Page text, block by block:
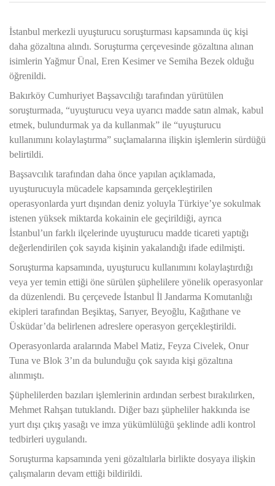
İstanbul merkezli uyuşturucu soruşturması kapsamında üç kişi
daha gözaltına alındı. Soruşturma çerçevesinde gözaltına alınan
isimlerin Yağmur Ünal, Eren Kesimer ve Semiha Bezek olduğu
öğrenildi.
Bakırköy Cumhuriyet Başsavcılığı tarafından yürütülen
soruşturmada, “uyuşturucu veya uyarıcı madde satın almak, kabul
etmek, bulundurmak ya da kullanmak” ile “uyuşturucu
kullanımını kolaylaştırma” suçlamalarına ilişkin işlemlerin sürdüğü
belirtildi.
Başsavcılık tarafından daha önce yapılan açıklamada,
uyuşturucuyla mücadele kapsamında gerçekleştirilen
operasyonlarda yurt dışından deniz yoluyla Türkiye’ye sokulmak
istenen yüksek miktarda kokainin ele geçirildiği, ayrıca
İstanbul’un farklı ilçelerinde uyuşturucu madde ticareti yaptığı
değerlendirilen çok sayıda kişinin yakalandığı ifade edilmişti.
Soruşturma kapsamında, uyuşturucu kullanımını kolaylaştırdığı
veya yer temin ettiği öne sürülen şüphelilere yönelik operasyonlar
da düzenlendi. Bu çerçevede İstanbul İl Jandarma Komutanlığı
ekipleri tarafından Beşiktaş, Sarıyer, Beyoğlu, Kağıthane ve
Üsküdar’da belirlenen adreslere operasyon gerçekleştirildi.
Operasyonlarda aralarında Mabel Matiz, Feyza Civelek, Onur
Tuna ve Blok 3’ın da bulunduğu çok sayıda kişi gözaltına
alınmıştı.
Şüphelilerden bazıları işlemlerinin ardından serbest bırakılırken,
Mehmet Rahşan tutuklandı. Diğer bazı şüpheliler hakkında ise
yurt dışı çıkış yasağı ve imza yükümlülüğü şeklinde adli kontrol
tedbirleri uygulandı.
Soruşturma kapsamında yeni gözaltılarla birlikte dosyaya ilişkin
çalışmaların devam ettiği bildirildi.